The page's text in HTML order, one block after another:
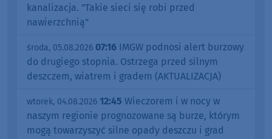
kanalizacja. "Takie sieci się robi przed
nawierzchnią"
środa, 05.08.2026 07:16 IMGW podnosi alert burzowy
do drugiego stopnia. Ostrzega przed silnym
deszczem, wiatrem i gradem (AKTUALIZACJA)
wtorek, 04.08.2026 12:45 Wieczorem i w nocy w
naszym regionie prognozowane są burze, którym
mogą towarzyszyć silne opady deszczu i grad